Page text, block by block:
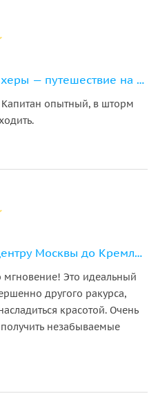
о. Валаам и Ладожские шхеры — путешествие на большом и комфортном катере
Капитан опытный, в шторм
На яхте с капитаном по центру Москвы до Кремля, Лужников или Москва-Сити
мгновение! Это идеальный
другого ракурса,
красотой. Очень
незабываемые